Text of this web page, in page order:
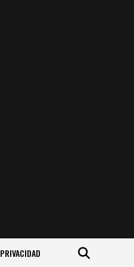
PRIVACIDAD